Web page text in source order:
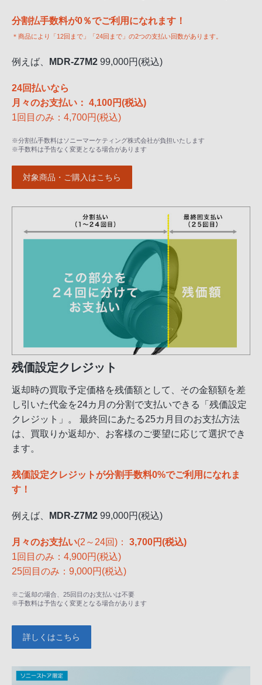
分割払手数料が0％でご利用になれます！
＊商品により「12回まで」「24回まで」の2つの支払い回数があります。
例えば、 MDR-Z7M2 99,000円(税込)
24回払いなら
月々のお支払い： 4,100円(税込)
1回目のみ：4,700円(税込)
※分割払手数料はソニーマーケティング株式会社が負担いたします
※手数料は予告なく変更となる場合があります
対象商品・ご購入はこちら
残価設定クレジット
返却時の買取予定価格を残価額として、その金額額を差
し引いた代金を24カ月の分割で支払いできる「残価設定
クレジット」。 最終回にあたる25カ月目のお支払方法
は、買取りか返却か、お客様のご要望に応じて選択でき
ます。
残価設定クレジットが分割手数料0%でご利用になれま
す！
例えば、 MDR-Z7M2 99,000円(税込)
月々のお支払い(2～24回)： 3,700円(税込)
1回目のみ：4,900円(税込)
25回目のみ：9,000円(税込)
※ご返却の場合、25回目のお支払いは不要
※手数料は予告なく変更となる場合があります
詳しくはこちら